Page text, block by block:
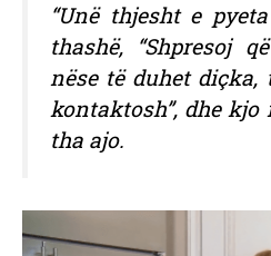
“Unë thjesht e
thashë, “Shpresoj
nëse të duhet
kontaktosh”, dhe kjo
tha ajo.